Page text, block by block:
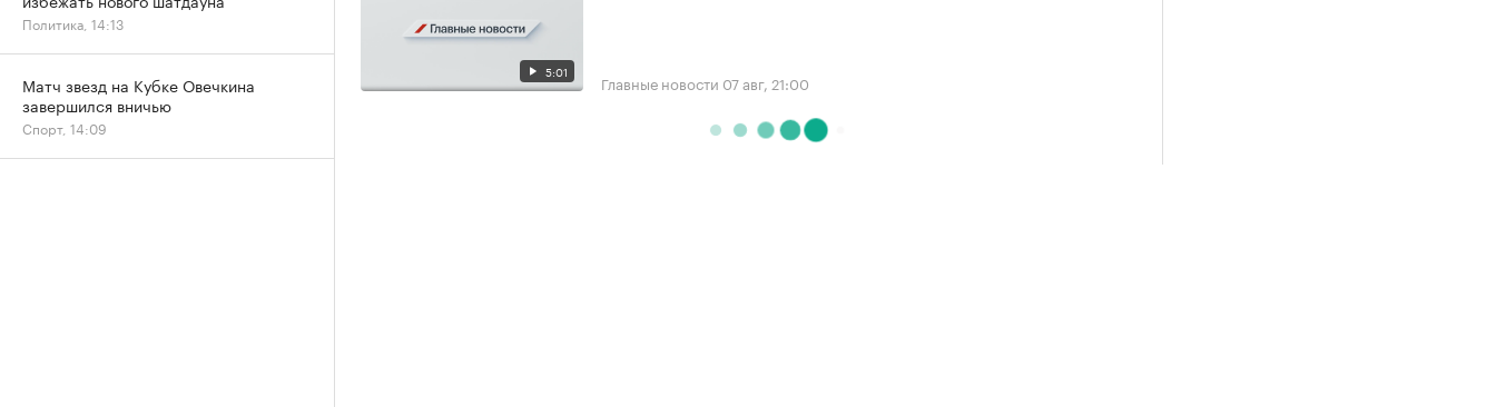
5:01 Главные новости 07 авг, 21:00
Политика, 14:13
Матч звезд на Кубке Овечкина
завершился вничью
Спорт, 14:09